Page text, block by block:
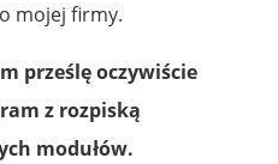
mojej firmy.
prześlę oczywiście
z rozpiską
modułów.